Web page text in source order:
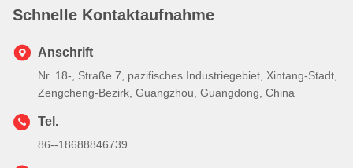
Schnelle Kontaktaufnahme
Anschrift
Nr. 18-, Straße 7, pazifisches Industriegebiet, Xintang-Stadt,
Zengcheng-Bezirk, Guangzhou, Guangdong, China
Tel.
86--18688846739